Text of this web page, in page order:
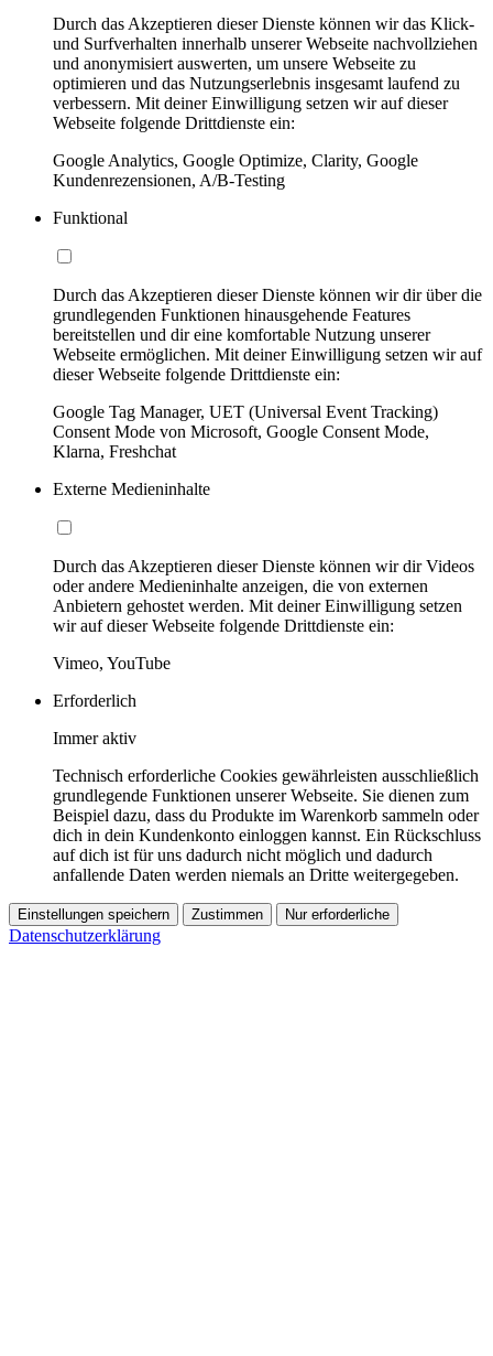
Durch das Akzeptieren dieser Dienste können wir das Klick-
und Surfverhalten innerhalb unserer Webseite nachvollziehen
und anonymisiert auswerten, um unsere Webseite zu
optimieren und das Nutzungserlebnis insgesamt laufend zu
verbessern. Mit deiner Einwilligung setzen wir auf dieser
Webseite folgende Drittdienste ein:
Google Analytics, Google Optimize, Clarity, Google
Kundenrezensionen, A/B-Testing
Funktional
Durch das Akzeptieren dieser Dienste können wir dir über die
grundlegenden Funktionen hinausgehende Features
bereitstellen und dir eine komfortable Nutzung unserer
Webseite ermöglichen. Mit deiner Einwilligung setzen wir auf
dieser Webseite folgende Drittdienste ein:
Google Tag Manager, UET (Universal Event Tracking)
Consent Mode von Microsoft, Google Consent Mode,
Klarna, Freshchat
Externe Medieninhalte
Durch das Akzeptieren dieser Dienste können wir dir Videos
oder andere Medieninhalte anzeigen, die von externen
Anbietern gehostet werden. Mit deiner Einwilligung setzen
wir auf dieser Webseite folgende Drittdienste ein:
Vimeo, YouTube
Erforderlich
Immer aktiv
Technisch erforderliche Cookies gewährleisten ausschließlich
grundlegende Funktionen unserer Webseite. Sie dienen zum
Beispiel dazu, dass du Produkte im Warenkorb sammeln oder
dich in dein Kundenkonto einloggen kannst. Ein Rückschluss
auf dich ist für uns dadurch nicht möglich und dadurch
anfallende Daten werden niemals an Dritte weitergegeben.
Einstellungen speichern Zustimmen Nur erforderliche
Datenschutzerklärung